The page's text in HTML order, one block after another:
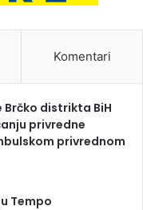
Komentari
distrikta BiH
privredne
privrednom
Tempo